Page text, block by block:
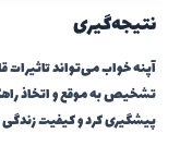
نتیجه‌گیری
آپنه خواب می‌تواند
تشخیص به موقع و اتخاذ
پیشگیری کرد و کیفیت زندگی